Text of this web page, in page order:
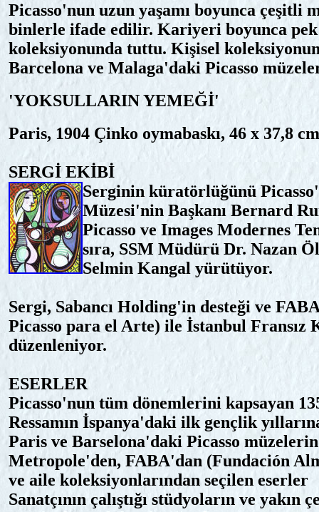
Picasso'nun uzun yaşamı boyunca çeşitli
binlerle ifade edilir. Kariyeri boyunca
koleksiyonunda tuttu. Kişisel
Barcelona ve Malaga'daki Picasso
'YOKSULLARIN YEMEĞİ'
Paris, 1904 Çinko oymabaskı, 46 x 37,8
SERGİ EKİBİ
Serginin küratörlüğünü
Müzesi'nin Başkanı Bernard
Picasso ve Images Modernes
sıra, SSM Müdürü Dr. Nazan
Selmin Kangal yürütüyor.
Sergi, Sabancı Holding'in desteği ve
Picasso para el Arte) ile İstanbul
düzenleniyor.
ESERLER
Picasso'nun tüm dönemlerini kapsayan
Ressamın İspanya'daki ilk gençlik
Paris ve Barselona'daki Picasso
Metropole'den, FABA'dan (Fundación
ve aile koleksiyonlarından seçilen eserler
Sanatçının çalıştığı stüdyoların ve